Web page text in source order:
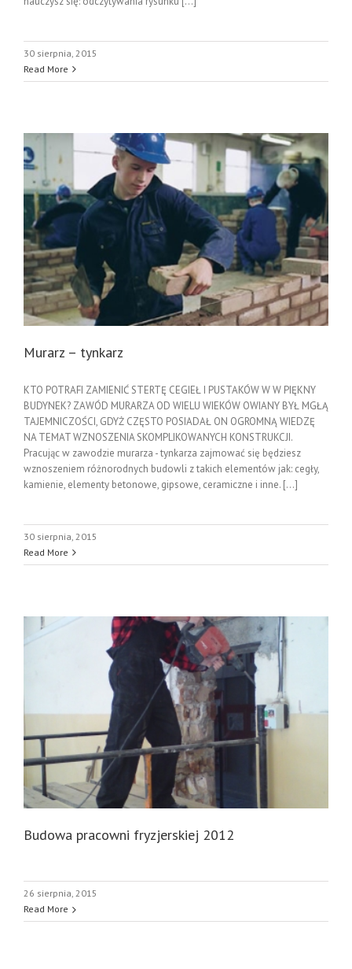
30 sierpnia, 2015
Read More
Murarz – tynkarz
KTO POTRAFI ZAMIENIĆ STERTĘ CEGIEŁ I PUSTAKÓW W W PIĘKNY
BUDYNEK? ZAWÓD MURARZA OD WIELU WIEKÓW OWIANY BYŁ MGŁĄ
TAJEMNICZOŚCI, GDYŻ CZĘSTO POSIADAŁ ON OGROMNĄ WIEDZĘ
NA TEMAT WZNOSZENIA SKOMPLIKOWANYCH KONSTRUKCJI.
Pracując w zawodzie murarza - tynkarza zajmować się będziesz
wznoszeniem różnorodnych budowli z takich elementów jak: cegły,
kamienie, elementy betonowe, gipsowe, ceramiczne i inne. [...]
30 sierpnia, 2015
Read More
Budowa pracowni fryzjerskiej 2012
26 sierpnia, 2015
Read More